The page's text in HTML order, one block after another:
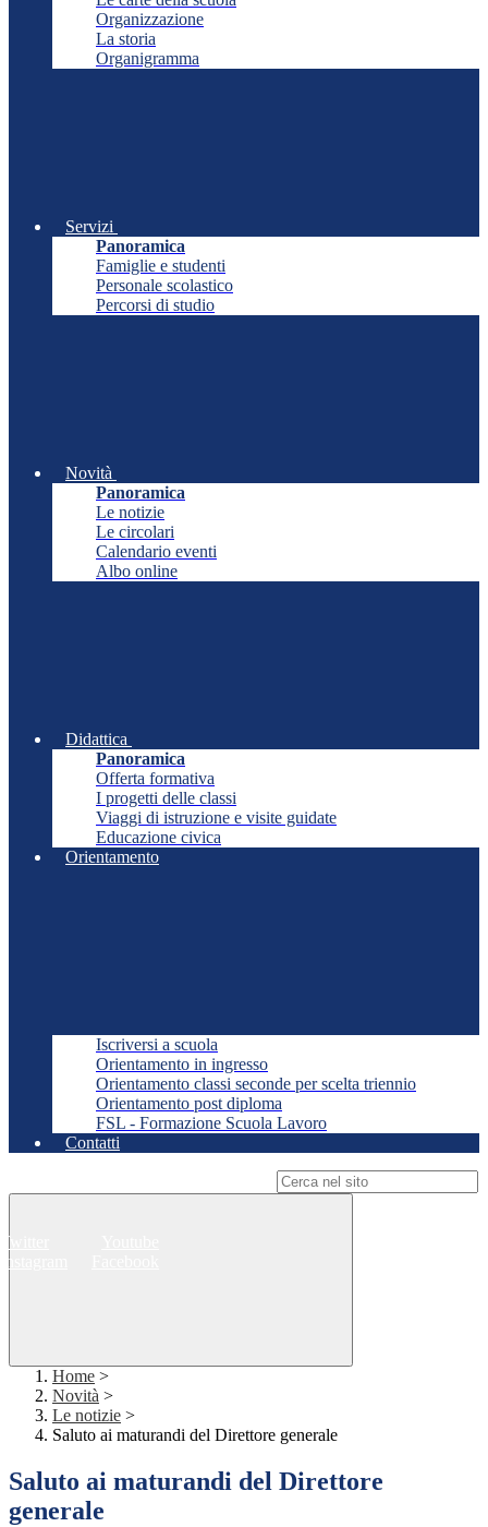
Organizzazione
La storia
Organigramma
Servizi
Panoramica
Famiglie e studenti
Personale scolastico
Percorsi di studio
Novità
Panoramica
Le notizie
Le circolari
Calendario eventi
Albo online
Didattica
Panoramica
Offerta formativa
I progetti delle classi
Viaggi di istruzione e visite guidate
Educazione civica
Orientamento
Iscriversi a scuola
Orientamento in ingresso
Orientamento classi seconde per scelta triennio
Orientamento post diploma
FSL - Formazione Scuola Lavoro
Contatti
Twitter
Instagram
Home >
Novità >
Le notizie >
Saluto ai maturandi del Direttore generale
Saluto ai maturandi del Direttore
generale